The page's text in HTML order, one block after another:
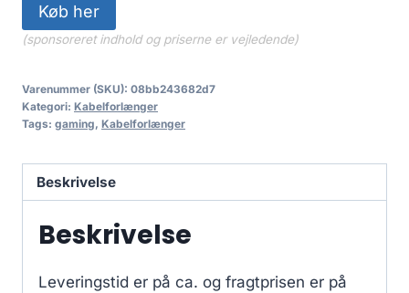
Køb her
(sponsoreret indhold og priserne er vejledende)
Varenummer (SKU): 08bb243682d7
Kategori: Kabelforlænger
Tags: gaming, Kabelforlænger
Beskrivelse
Beskrivelse
Leveringstid er på ca. og fragtprisen er på